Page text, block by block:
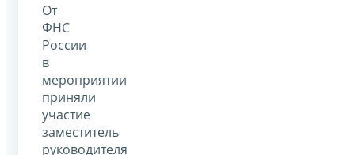
От
ФНС
России
в
мероприятии
приняли
участие
заместитель
руководителя